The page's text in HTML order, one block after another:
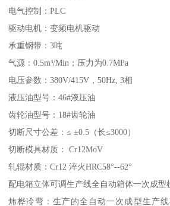
电气控制：PLC
驱动电机：变频电机驱动
承重钢带：3吨
气源：0.5m³/Min；压力为0.7MPa
电压参数：380V/415V，50Hz, 3相
液压油型号：46#液压油
齿轮油型号：18#齿轮油
切断尺寸公差：≤ ±0.5（长≤3000）
切断模具材质： Cr12MoV
轧辊材质：Cr12 淬火HRC58°--62°
配电箱立体可调生产线全自动箱体一次成型
炜桦冷弯：生产的全自动一次成型生产